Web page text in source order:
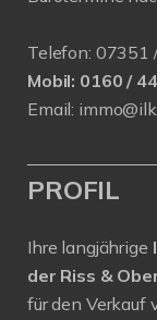
Telefon: 07351
Mobil: 0160 /
Email:
PROFIL
Ihre langjährige
der Riss &
für den Verkauf